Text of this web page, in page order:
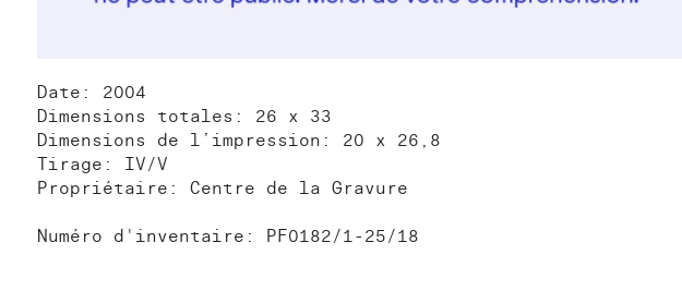
Date: 2004
Dimensions totales: 26 x 33
Dimensions de l’impression: 20 x 26,8
Tirage: IV/V
Propriétaire: Centre de la Gravure
Numéro d'inventaire: PF0182/1-25/18